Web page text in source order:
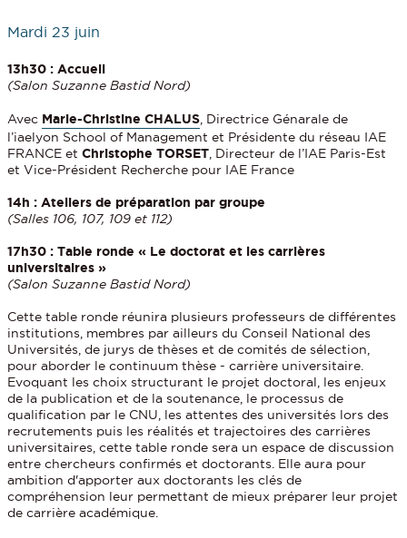
Mardi 23 juin
13h30 : Accueil
(Salon Suzanne Bastid Nord)
Avec Marie-Christine CHALUS, Directrice Génarale de
l’iaelyon School of Management et Présidente du réseau IAE
FRANCE etChristophe TORSET, Directeur de l’IAE Paris-Est
et Vice-Président Recherche pour IAE France
14h : Ateliers de préparation par groupe
(Salles 106, 107, 109 et 112)
17h30 : Table ronde « Le doctorat et les carrières
universitaires »
(Salon Suzanne Bastid Nord)
Cette table ronde réunira plusieurs professeurs de différentes
institutions, membres par ailleurs du Conseil National des
Universités, de jurys de thèses et de comités de sélection,
pour aborder le continuum thèse - carrière universitaire.
Evoquant les choix structurant le projet doctoral, les enjeux
de la publication et de la soutenance, le processus de
qualification par le CNU, les attentes des universités lors des
recrutements puis les réalités et trajectoires des carrières
universitaires, cette table ronde sera un espace de discussion
entre chercheurs confirmés et doctorants. Elle aura pour
ambition d'apporter aux doctorants les clés de
compréhension leur permettant de mieux préparer leur projet
de carrière académique.